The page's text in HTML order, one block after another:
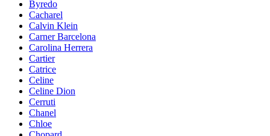
Byredo
Cacharel
Calvin Klein
Carner Barcelona
Carolina Herrera
Cartier
Catrice
Celine
Celine Dion
Cerruti
Chanel
Chloe